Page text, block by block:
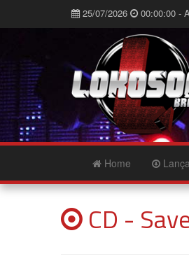
25/07/2026 00:00:00 -
Home
CD -